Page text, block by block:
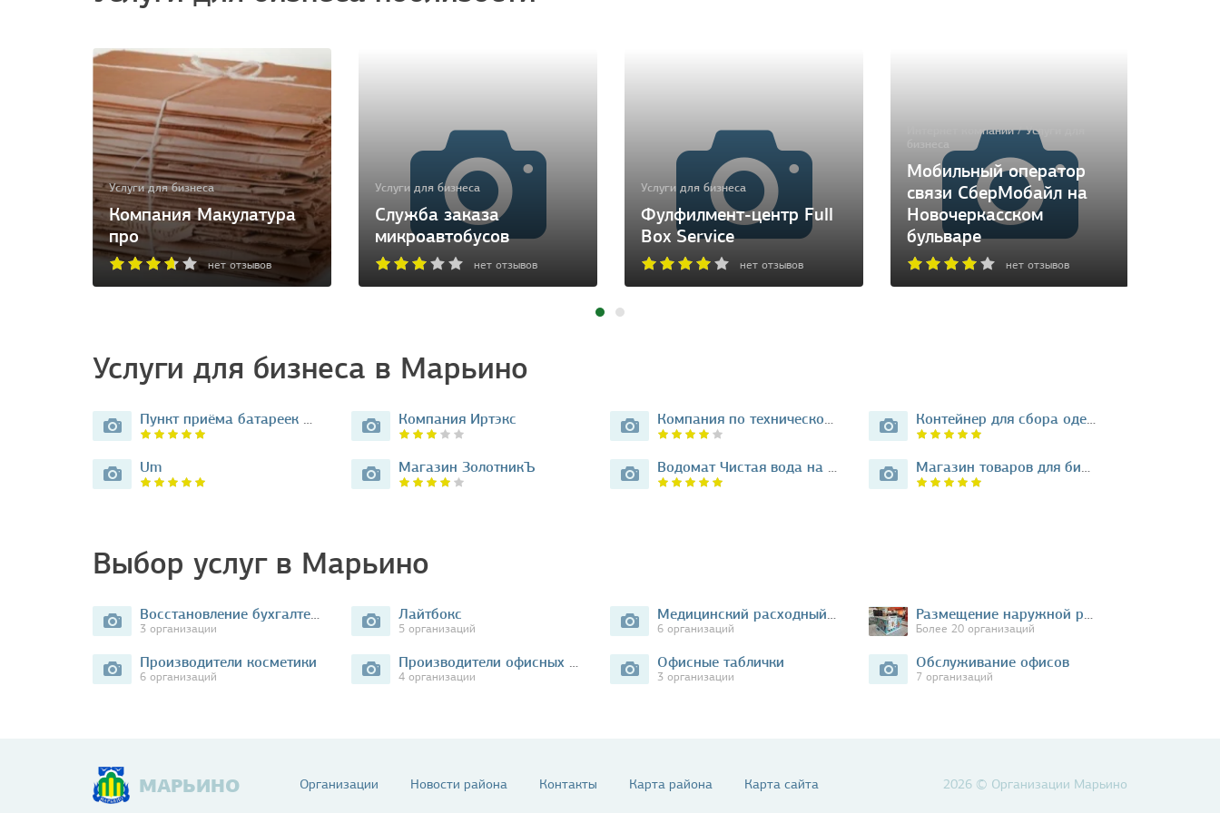
Услуги для бизнеса
Компания Макулатура
про
нет отзывов
Услуги для бизнеса
Служба заказа
микроавтобусов
нет отзывов
Услуги для бизнеса
Фулфилмент-центр Full
Box Service
нет отзывов
Интернет компании / Услуги для
Мобильный оператор
связи СберМобайл на
Новочеркасском
бульваре
нет отзывов
Услуги для бизнеса в Марьино
Пункт приёма батареек Экопросто… Компания Иртэкс Компания по технической организации… Контейнер для сбора одежды…
Um Магазин ЗолотникЪ Водомат Чистая вода на Подольской… Магазин товаров для бильярда…
Выбор услуг в Марьино
Восстановление бухгалтерского учета
3 организации
Лайтбокс
5 организаций
Медицинский расходный материал
6 организаций
Размещение наружной рекламы
Более 20 организаций
Производители косметики
6 организаций
Производители офисных кресел
4 организации
Офисные таблички
3 организации
Обслуживание офисов
7 организаций
МАРЬИНО Организации Новости района Контакты Карта района Карта сайта 2026 © Организации Марьино